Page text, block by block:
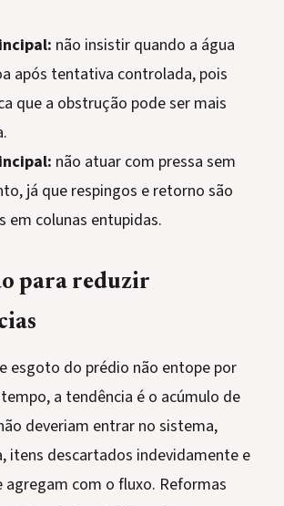
não insistir quando a água
após tentativa controlada, pois
que a obstrução pode ser mais
não atuar com pressa sem
já que respingos e retorno são
em colunas entupidas.
para reduzir
esgoto do prédio não entope por
a tendência é o acúmulo de
deveriam entrar no sistema,
itens descartados indevidamente e
agregam com o fluxo. Reformas